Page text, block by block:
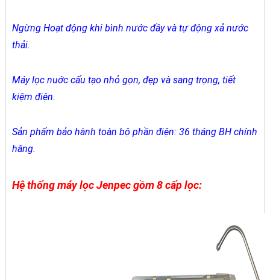
Ngừng Hoạt động khi bình nước đầy và tự động xả nước
thải.
Máy lọc nuớc cấu tạo nhỏ gọn, đẹp và sang trọng, tiết
kiệm điện.
Sản phẩm bảo hành toàn bộ phần điện: 36 tháng BH chính
hãng.
Hệ thống máy lọc Jenpec gồm 8 cấp lọc: